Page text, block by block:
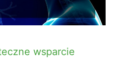
wsparcie